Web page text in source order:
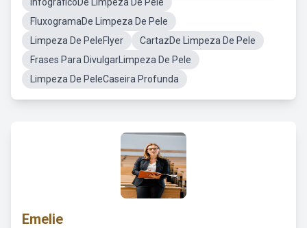
FluxogramaDe Limpeza De Pele
Limpeza De PeleFlyer
CartazDe Limpeza De Pele
Frases Para DivulgarLimpeza De Pele
Limpeza De PeleCaseira Profunda
Emelie